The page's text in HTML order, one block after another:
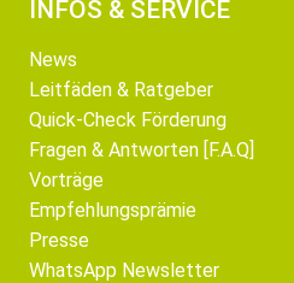
INFOS & SERVICE
News
Leitfäden & Ratgeber
Quick-Check Förderung
Fragen & Antworten [F.A.Q]
Vorträge
Empfehlungsprämie
Presse
WhatsApp Newsletter